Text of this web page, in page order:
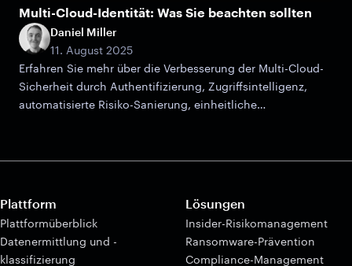
Multi-Cloud-Identität: Was Sie beachten sollten
Daniel Miller
11. August 2025
Erfahren Sie mehr über die Verbesserung der Multi-Cloud-
Sicherheit durch Authentifizierung, Zugriffsintelligenz,
automatisierte Risiko-Sanierung, einheitliche
Plattform
Plattformüberblick
Datenermittlung und -
klassifizierung
Lösungen
Insider-Risikomanagement
Ransomware-Prävention
Compliance-Management